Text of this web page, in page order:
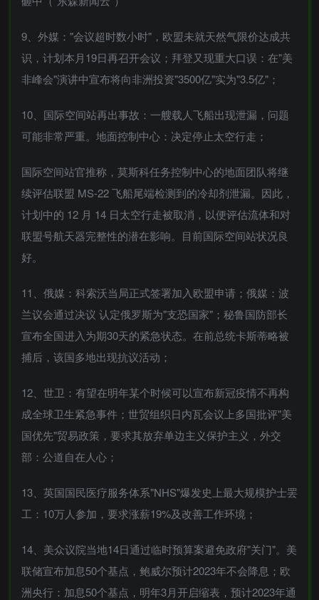
9、外媒："会议超时数小时"，欧盟未就天然气限价达成共
识，计划本月19日再召开会议；拜登又现重大口误：在"美
非峰会"演讲中宣布将向非洲投资"3500亿"实为"3.5亿"；
10、国际空间站再出事故：一艘载人飞船出现泄漏，问题
可能非常严重。地面控制中心：决定停止太空行走；
国际空间站官推称，莫斯科任务控制中心的地面团队将继
续评估联盟 MS-22 飞船尾端检测到的冷却剂泄漏。因此，
计划中的 12 月 14 日太空行走被取消，以便评估流体和对
联盟号航天器完整性的潜在影响。目前国际空间站状况良
好。
11、俄媒：科索沃当局正式签署加入欧盟申请；俄媒：波
兰议会通过决议 认定俄罗斯为"支恐国家"；秘鲁国防部长
宣布全国进入为期30天的紧急状态。在前总统卡斯蒂略被
捕后，该国多地出现抗议活动；
12、世卫：有望在明年某个时候可以宣布新冠疫情不再构
成全球卫生紧急事件；世贸组织日内瓦会议上多国批评"美
国优先"贸易政策，要求其放弃单边主义保护主义，外交
部：公道自在人心；
13、英国国民医疗服务体系"NHS"爆发史上最大规模护士罢
工：10万人参加，要求涨薪19%及改善工作环境；
14、美众议院当地14日通过临时预算案避免政府"关门"。美
联储宣布加息50个基点，鲍威尔预计2023年不会降息；欧
洲央行：加息50个基点，明年3月开启缩表，预计2023年通